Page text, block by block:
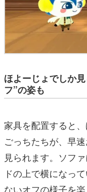
ほよーじょでしか
フ”の姿も
家具を配置すると
ごっちたちが、早
見られます。ソフ
ドの上で横になっ
ないオフの様子を